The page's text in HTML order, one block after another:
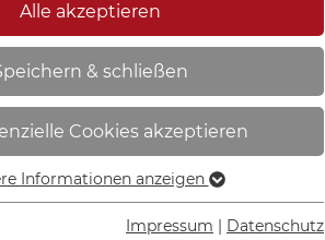
Warenkorb
- Textschild |
Alle akzeptieren
& schließen
Cookies akzeptieren
werden für grundlegende Funktionen
Informationen anzeigen
Impressum Datenschutz